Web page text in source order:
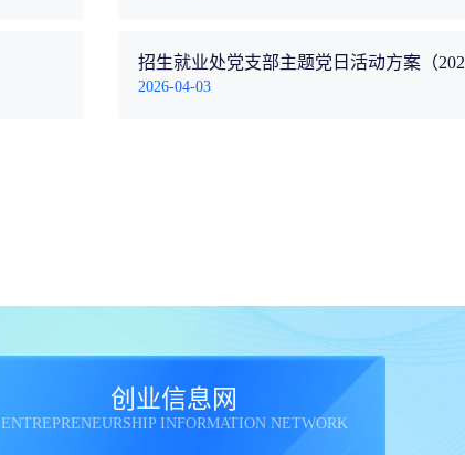
招生就业处党支部主题党日活动方案（
2026-04-03
创业信息网
ENTREPRENEURSHIP INFORMATION NETWORK